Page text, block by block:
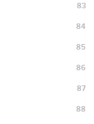
83
84
85
86
87
88